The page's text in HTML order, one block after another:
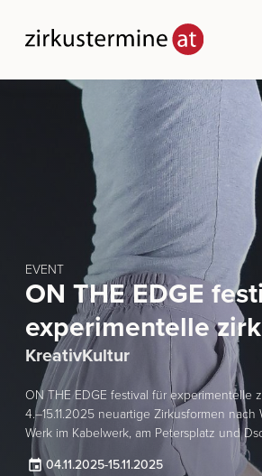
EVENT
ON THE EDGE
experimentelle
KreativKultur
ON THE EDGE festival für experimentelle
4.–15.11.2025 neuartige Zirkusformen
Werk im Kabelwerk, am Petersplatz und
04.11.2025-15.11.2025